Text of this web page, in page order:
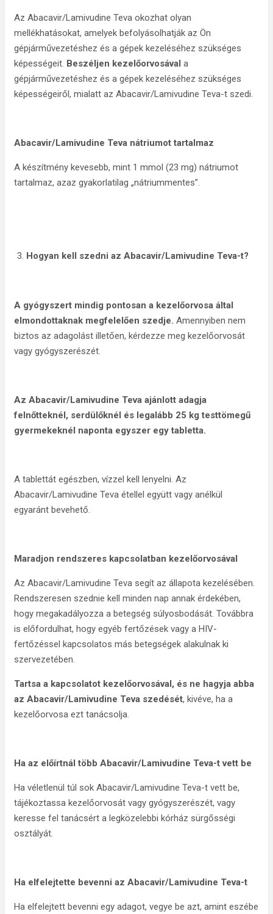
Az Abacavir/Lamivudine Teva okozhat olyan
mellékhatásokat, amelyek befolyásolhatják az Ön
gépjárművezetéshez és a gépek kezeléséhez szükséges
képességeit. Beszéljen kezelőorvosával a
gépjárművezetéshez és a gépek kezeléséhez szükséges
képességeiről, mialatt az Abacavir/Lamivudine Teva-t szedi.
Abacavir/Lamivudine Teva nátriumot tartalmaz
A készítmény kevesebb, mint 1 mmol (23 mg) nátriumot
tartalmaz, azaz gyakorlatilag „nátriummentes”.
Hogyan kell szedni az Abacavir/Lamivudine Teva-t?
A gyógyszert mindig pontosan a kezelőorvosa által
elmondottaknak megfelelően szedje. Amennyiben nem
biztos az adagolást illetően, kérdezze meg kezelőorvosát
vagy gyógyszerészét.
Az Abacavir/Lamivudine Teva ajánlott adagja
felnőtteknél, serdülőknél és legalább 25 kg testtömegű
gyermekeknél naponta egyszer egy tabletta.
A tablettát egészben, vízzel kell lenyelni. Az
Abacavir/Lamivudine Teva étellel együtt vagy anélkül
egyaránt bevehető.
Maradjon rendszeres kapcsolatban kezelőorvosával
Az Abacavir/Lamivudine Teva segít az állapota kezelésében.
Rendszeresen szednie kell minden nap annak érdekében,
hogy megakadályozza a betegség súlyosbodását. Továbbra
is előfordulhat, hogy egyéb fertőzések vagy a HIV-
fertőzéssel kapcsolatos más betegségek alakulnak ki
szervezetében.
Tartsa a kapcsolatot kezelőorvosával, és ne hagyja abba
az Abacavir/Lamivudine Teva szedését, kivéve, ha a
kezelőorvosa ezt tanácsolja.
Ha az előírtnál több Abacavir/Lamivudine Teva-t vett be
Ha véletlenül túl sok Abacavir/Lamivudine Teva-t vett be,
tájékoztassa kezelőorvosát vagy gyógyszerészét, vagy
keresse fel tanácsért a legközelebbi kórház sürgősségi
osztályát.
Ha elfelejtette bevenni az Abacavir/Lamivudine Teva-t
Ha elfelejtett bevenni egy adagot, vegye be azt, amint eszébe